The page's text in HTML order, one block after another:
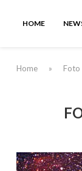
HOME
Home » Foto